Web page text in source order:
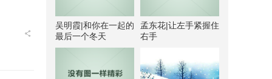
吴明霞|和你在一起的
最后一个冬天
孟东花|让左手紧握住
右手